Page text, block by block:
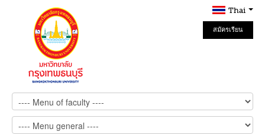
Thai
สมัครเรียน
Online